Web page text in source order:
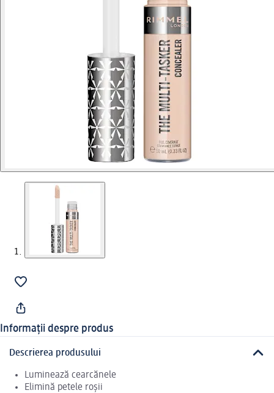
Informații despre produs
Descrierea produsului
Luminează cearcănele
Elimină petele roșii